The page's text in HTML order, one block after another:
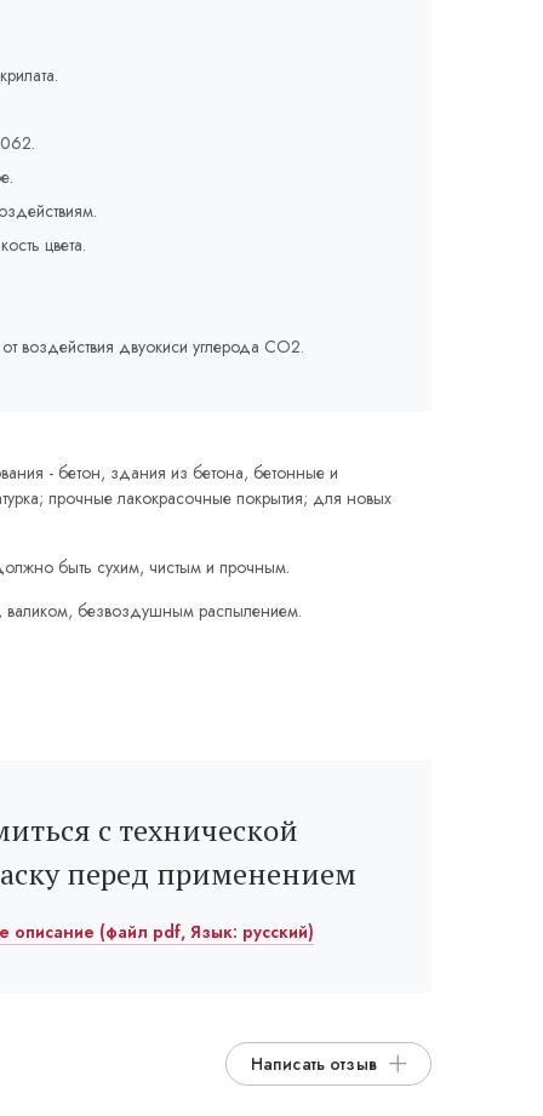
цвета.
воздействия двуокиси углерода СО2.
- бетон, здания из бетона, бетонные и
прочные лакокрасочные покрытия; для новых
быть сухим, чистым и прочным.
валиком, безвоздушным распылением.
с технической
перед применением
описание (файл pdf, Язык: русский)
Написать отзыв